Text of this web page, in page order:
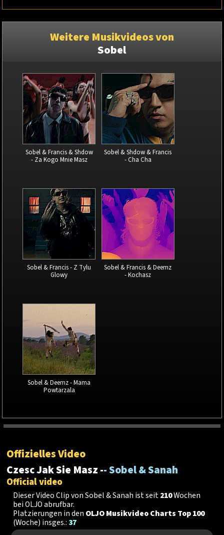
Weitere Musikvideos von
Sobel
Sobel & Francis & Shdow
- Za Kogo Mnie Masz
Sobel & Shdow & Francis
- Cha Cha
Sobel & Francis - Z Tylu
Glowy
Sobel & Francis & Deemz
- Kochasz
Sobel & Deemz - Mama
Powtarzala
Offizielles Video
Czesc Jak Sie Masz -- Sobel & Sanah
Official video
Dieser Video Clip von Sobel & Sanah ist seit210Wochen
bei OLJO abrufbar.
Platzierungen in den OLJO Musikvideo Charts Top 100
(Woche) insges.: 37